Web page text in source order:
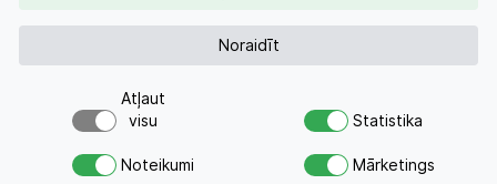
Kontakti
+371 26955551
AZA TOURS © 2010-2026
Vai meklējat ceļojumu?
Nosūtiet atvaļinājuma pieprasījumu
interesējās 4 cilvēkiem
Noraidīt
Atļaut
visu
Statistika
Noteikumi Mārketings